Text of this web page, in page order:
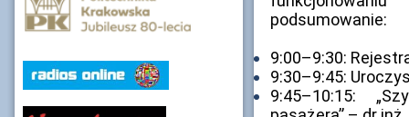
podsumowanie:
9:00–9:30:
9:30–9:45:
9:45–10:15: